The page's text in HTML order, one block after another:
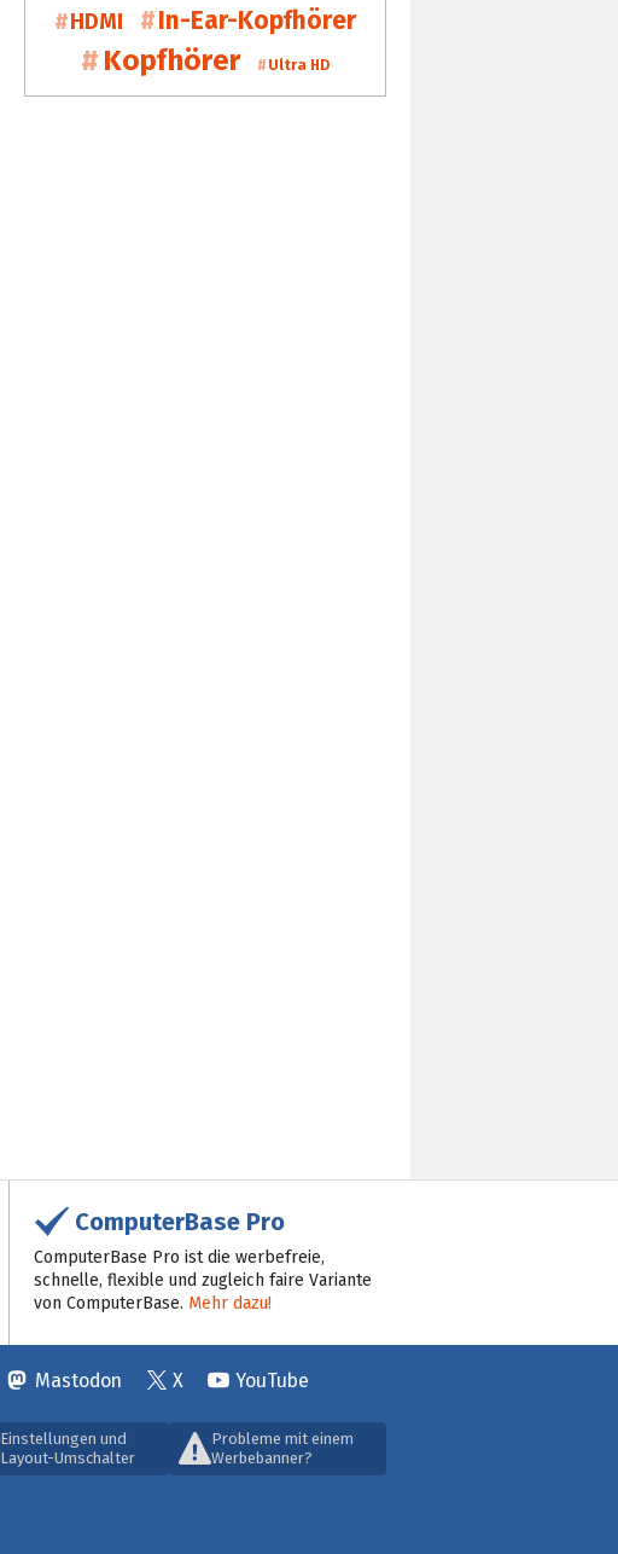
HDMI In-Ear-Kopfhörer
Kopfhörer Ultra HD
ComputerBase Pro
ComputerBase Pro ist die werbefreie,
schnelle, flexible und zugleich faire Variante
von ComputerBase. Mehr dazu!
Mastodon X YouTube
Einstellungen und
Layout-Umschalter
Probleme mit einem
Werbebanner?